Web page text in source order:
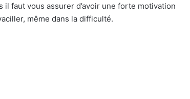
il faut vous assurer d’avoir une forte motivation
même dans la difficulté.